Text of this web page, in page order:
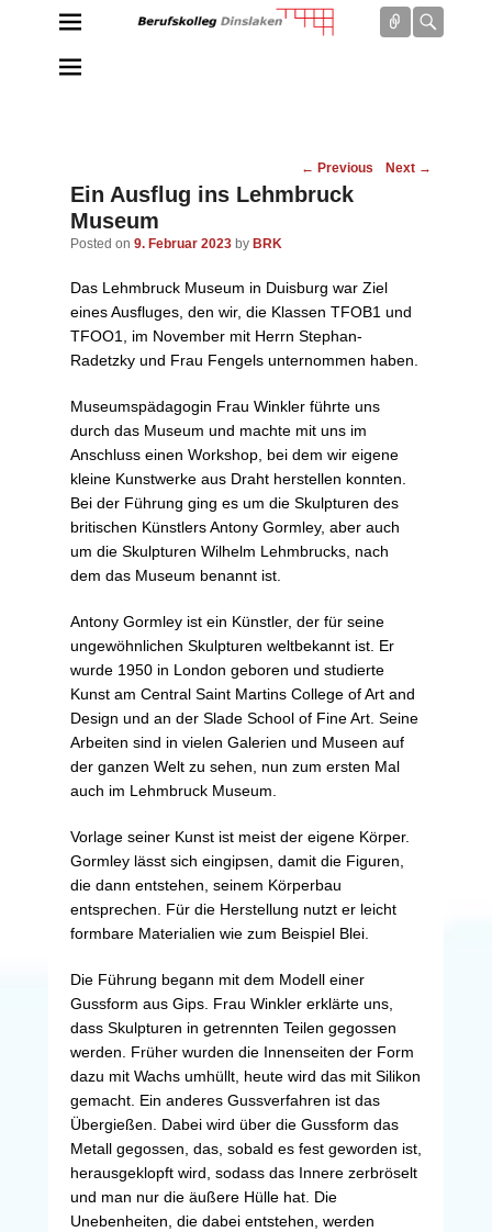
Connect
Post
navigation
← Previous Next →
Ein Ausflug ins Lehmbruck
Museum
Posted on 9. Februar 2023 by BRK
Das Lehmbruck Museum in Duisburg war Ziel
eines Ausfluges, den wir, die Klassen TFOB1 und
TFOO1, im November mit Herrn Stephan-
Radetzky und Frau Fengels unternommen haben.
Museumspädagogin Frau Winkler führte uns
durch das Museum und machte mit uns im
Anschluss einen Workshop, bei dem wir eigene
kleine Kunstwerke aus Draht herstellen konnten.
Bei der Führung ging es um die Skulpturen des
britischen Künstlers Antony Gormley, aber auch
um die Skulpturen Wilhelm Lehmbrucks, nach
dem das Museum benannt ist.
Antony Gormley ist ein Künstler, der für seine
ungewöhnlichen Skulpturen weltbekannt ist. Er
wurde 1950 in London geboren und studierte
Kunst am Central Saint Martins College of Art and
Design und an der Slade School of Fine Art. Seine
Arbeiten sind in vielen Galerien und Museen auf
der ganzen Welt zu sehen, nun zum ersten Mal
auch im Lehmbruck Museum.
Vorlage seiner Kunst ist meist der eigene Körper.
Gormley lässt sich eingipsen, damit die Figuren,
die dann entstehen, seinem Körperbau
entsprechen. Für die Herstellung nutzt er leicht
formbare Materialien wie zum Beispiel Blei.
Die Führung begann mit dem Modell einer
Gussform aus Gips. Frau Winkler erklärte uns,
dass Skulpturen in getrennten Teilen gegossen
werden. Früher wurden die Innenseiten der Form
dazu mit Wachs umhüllt, heute wird das mit Silikon
gemacht. Ein anderes Gussverfahren ist das
Übergießen. Dabei wird über die Gussform das
Metall gegossen, das, sobald es fest geworden ist,
herausgeklopft wird, sodass das Innere zerbröselt
und man nur die äußere Hülle hat. Die
Unebenheiten, die dabei entstehen, werden